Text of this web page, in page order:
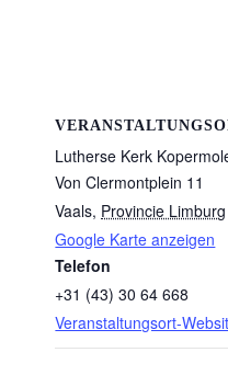
Lutherse Kerk
Von Clermontplein 11
Vaals, Provincie Limburg
Google Karte anzeigen
Telefon
+31 (43) 30 64 668
Veranstaltungsort-